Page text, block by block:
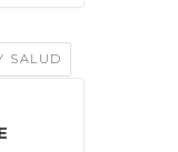
SALUD